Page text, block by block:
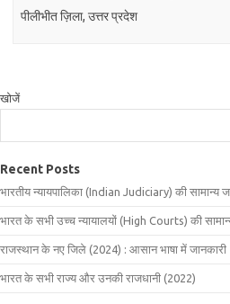
पीलीभीत ज़िला, उत्तर प्रदेश
खोजें
Recent Posts
भारतीय न्यायपालिका (Indian Judiciary) की सामान्य
भारत के सभी उच्च न्यायालयों (High Courts) की
राजस्थान के नए जिले (2024) : आसान भाषा में जानकारी
भारत के सभी राज्य और उनकी राजधानी (2022)